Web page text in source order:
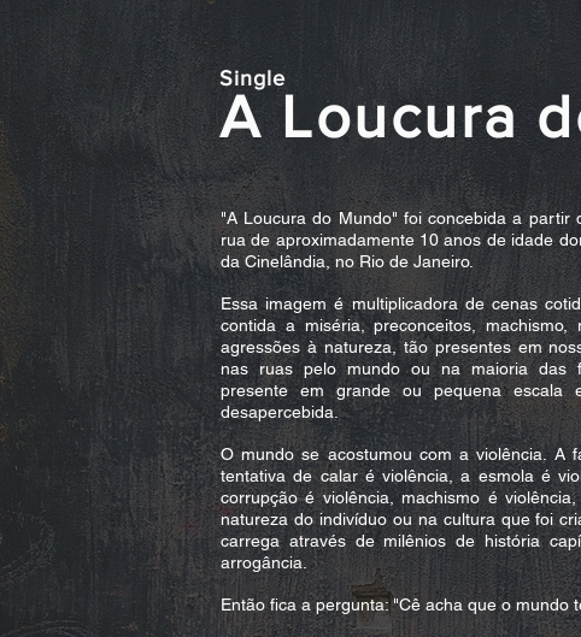
A Loucura
Single
"A Loucura do Mundo" foi concebida a partir
rua de aproximadamente 10 anos de idade
da Cinelândia, no Rio de Janeiro.
Essa imagem é multiplicadora de cenas
contida a miséria, preconceitos,
agressões à natureza, tão presentes em
nas ruas pelo mundo ou na maioria das
presente em grande ou pequena escala
desapercebida.
O mundo se acostumou com a violência. A
tentativa de calar é violência, a esmola é
corrupção é violência, machismo é
natureza do indivíduo ou na cultura que foi
carrega através de milênios de história
arrogância.
Então fica a pergunta: "Cê acha que o mundo